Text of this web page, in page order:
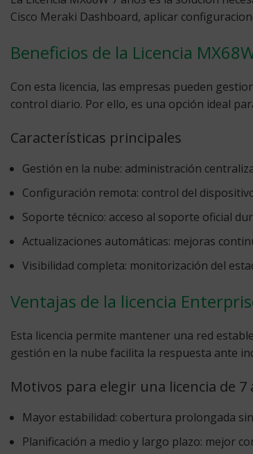
Cisco Meraki Dashboard, aplicar
Beneficios de la Licencia
Con esta licencia, las empresas pueden
control diario. Por ello, es una opción ideal
Características principales
Gestión en la nube: administración
Configuración remota: control del
Soporte técnico: acceso al soporte oficial
Actualizaciones automáticas: mejoras
Visibilidad completa: monitorización del
Ventajas de la licencia
Esta licencia permite mantener una red
gestión en la nube facilita la respuesta ante
Motivos para elegir una licencia de 7
Mayor estabilidad: cobertura prolongada
Planificación a medio y largo plazo: mejor